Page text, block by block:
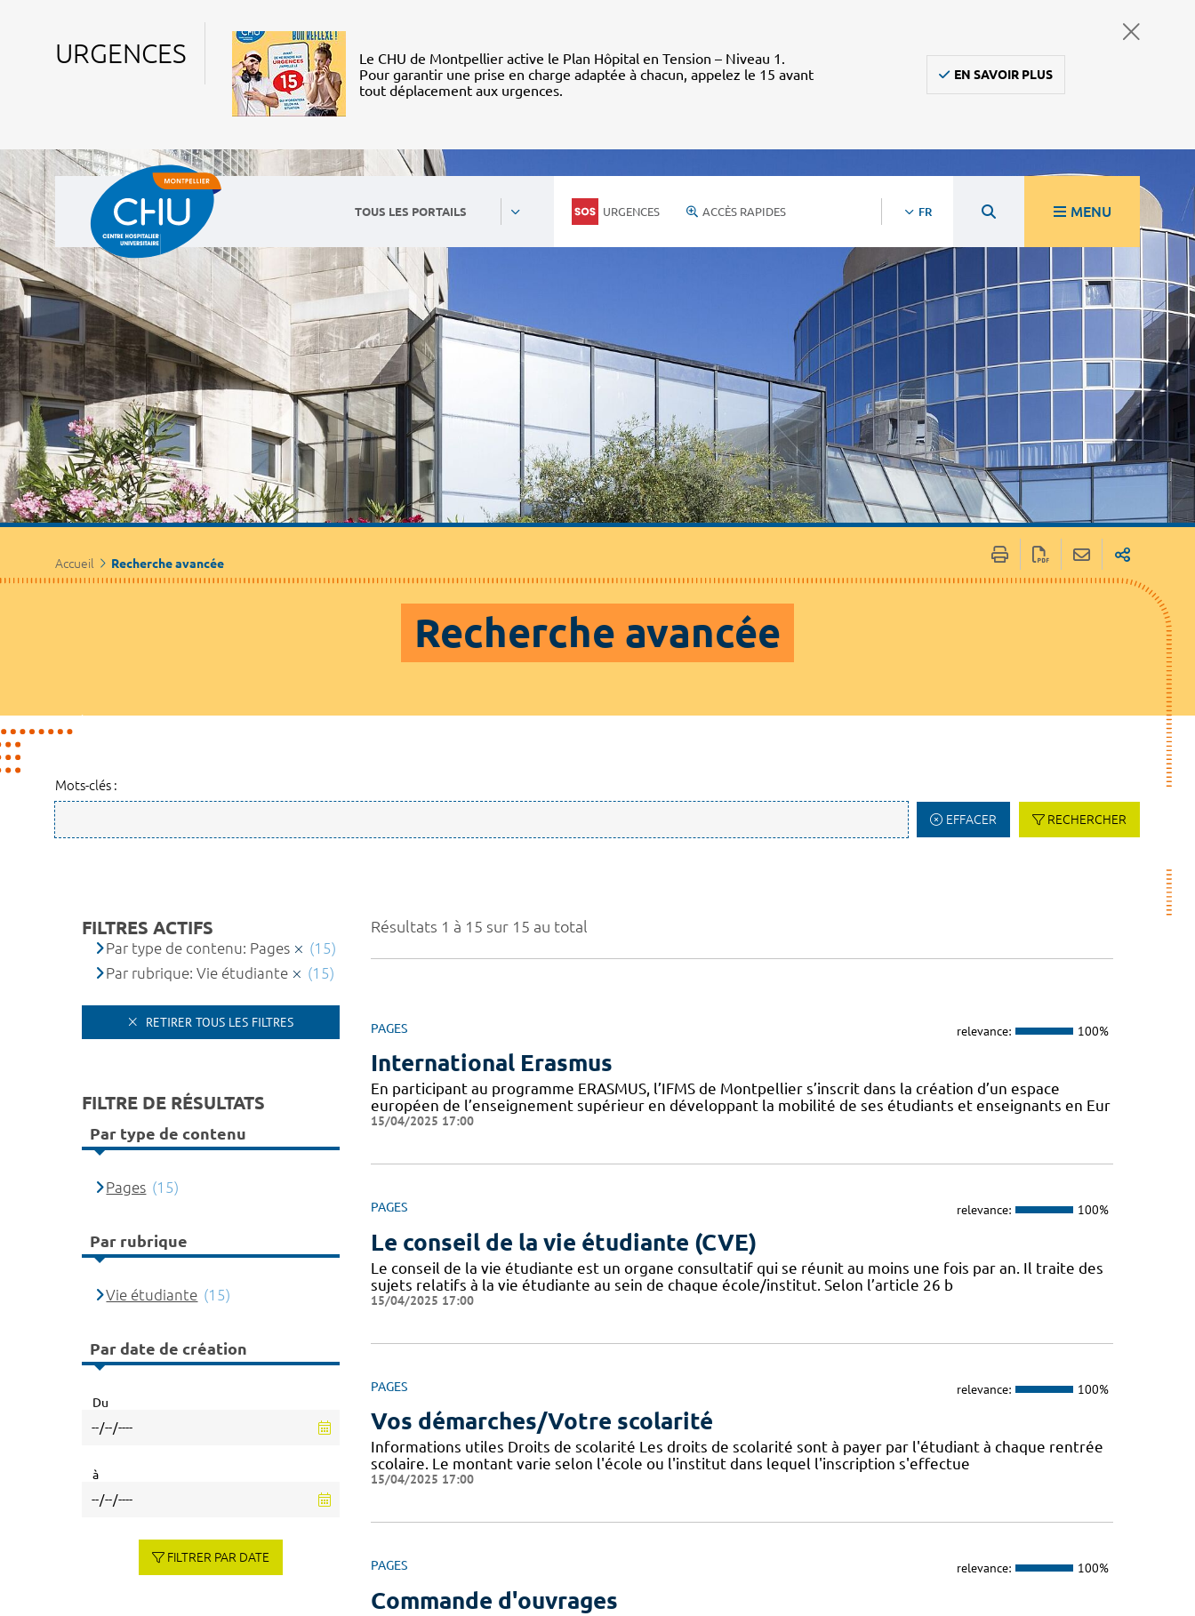
URGENCES
Le CHU de Montpellier active le Plan Hôpital en Tension – Niveau 1.
Pour garantir une prise en charge adaptée à chacun, appelez le 15 avant
tout déplacement aux urgences.
EN SAVOIR PLUS
TOUS LES PORTAILS URGENCES ACCÈS RAPIDES FR MENU
Accueil Recherche avancée
Recherche avancée
Mots-clés :
EFFACER RECHERCHER
Résultats 1 à 15 sur 15 au total
PAGES relevance: 100%
International Erasmus
En participant au programme ERASMUS, l’IFMS de Montpellier s’inscrit dans la création d’un espace
européen de l’enseignement supérieur en développant la mobilité de ses étudiants et enseignants en Eur
15/04/2025 17:00
PAGES relevance: 100%
Le conseil de la vie étudiante (CVE)
Le conseil de la vie étudiante est un organe consultatif qui se réunit au moins une fois par an. Il traite des
sujets relatifs à la vie étudiante au sein de chaque école/institut. Selon l’article 26 b
15/04/2025 17:00
PAGES relevance: 100%
Vos démarches/Votre scolarité
Informations utiles Droits de scolarité Les droits de scolarité sont à payer par l'étudiant à chaque rentrée
scolaire. Le montant varie selon l'école ou l'institut dans lequel l'inscription s'effectue
15/04/2025 17:00
PAGES relevance: 100%
Commande d'ouvrages
FILTRES ACTIFS
Par type de contenu: Pages
(15)
Par rubrique: Vie étudiante
(15)
RETIRER TOUS LES FILTRES
FILTRE DE RÉSULTATS
Par type de contenu
Pages (15)
Par rubrique
Vie étudiante (15)
Par date de création
Du
à
FILTRER PAR DATE